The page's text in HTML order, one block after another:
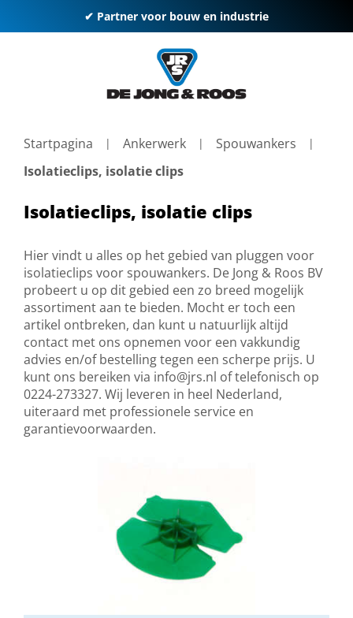
✔ Partner voor bouw en industrie
Startpagina Ankerwerk
Spouwankers
Isolatieclips, isolatie clips
Isolatieclips, isolatie clips
Hier vindt u alles op het gebied van pluggen voor
isolatieclips voor spouwankers. De Jong & Roos BV
probeert u op dit gebied een zo breed mogelijk
assortiment aan te bieden. Mocht er toch een
artikel ontbreken, dan kunt u natuurlijk altijd
contact met ons opnemen voor een vakkundig
advies en/of bestelling tegen een scherpe prijs. U
kunt ons bereiken via info@jrs.nl of telefonisch op
0224-273327. Wij leveren in heel Nederland,
uiteraard met professionele service en
garantievoorwaarden.